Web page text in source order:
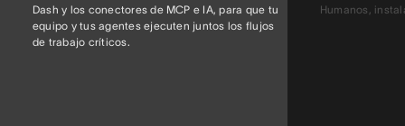
Dash y los conectores de MCP e IA, para que tu
equipo y tus agentes ejecuten juntos los flujos
de trabajo críticos.
Humanos,